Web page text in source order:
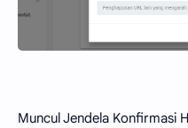
Muncul Jendela Konfirmasi